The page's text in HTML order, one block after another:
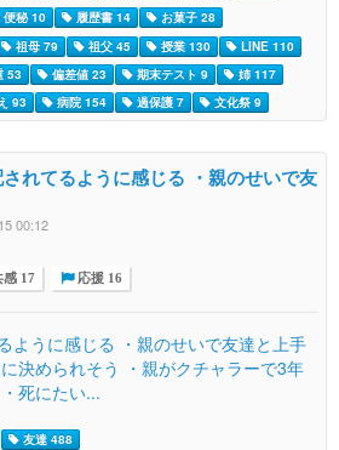
便秘 10 履歴書 14
お菓子 28
祖母 79 祖父 45 授業 130
LINE 110
53 偏差値 23 期末テスト 9
姉 117
93 病院 154 過保護 7 文化祭 9
されてるように感じる ・親のせいで友
00:12
17 応援 16
ように感じる ・親のせいで友達と上手
決められそう ・親がクチャラーで3年
死にたい...
友達 488